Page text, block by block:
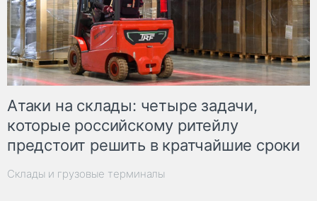
Атаки на склады: четыре задачи,
которые российскому ритейлу
предстоит решить в кратчайшие сроки
Склады и грузовые терминалы